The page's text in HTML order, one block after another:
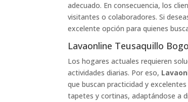
adecuado. En consecuencia, los
visitantes o colaboradores. Si
excelente opción para quienes
Lavaonline Teusaquillo
Los hogares actuales requieren
actividades diarias. Por eso,
que buscan practicidad y
tapetes y cortinas, adaptándose a